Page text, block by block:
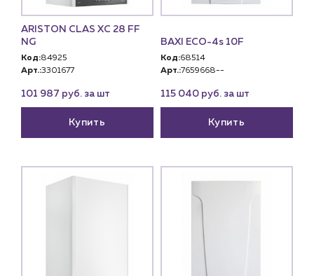
ARISTON CLAS XC 28 FF
NG
Код:84925
Арт.:3301677
101 987 руб. за шт
Купить
BAXI ECO-4s 10F
Код:68514
Арт.:7659668--
115 040 руб. за шт
Купить